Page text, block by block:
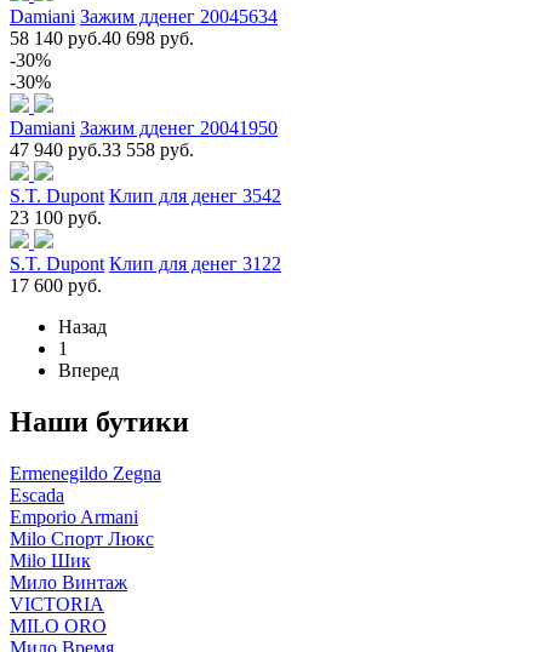
Damiani Зажим дденег 20045634
58 140 руб.40 698 руб.
-30%
-30%
Damiani Зажим дденег 20041950
47 940 руб.33 558 руб.
S.T. Dupont Клип для денег 3542
23 100 руб.
S.T. Dupont Клип для денег 3122
17 600 руб.
Назад
1
Вперед
Наши бутики
Ermenegildo Zegna
Escada
Emporio Armani
Milo Спорт Люкс
Milo Шик
Мило Винтаж
VICTORIA
MILO ORO
Мило Время